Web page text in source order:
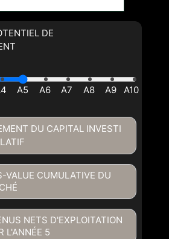
DE
DU CAPITAL INVESTI
VALUE CUMULATIVE DU
NETS D'EXPLOITATION
L'ANNÉE 5